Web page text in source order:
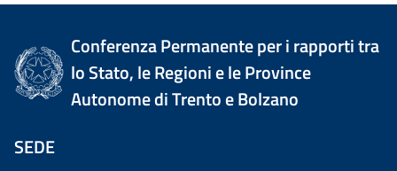
Conferenza Permanente per i rapporti tra
lo Stato, le Regioni e le Province
Autonome di Trento e Bolzano
SEDE